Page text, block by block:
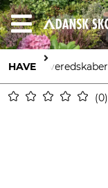
HAVE Haveredskaber
0